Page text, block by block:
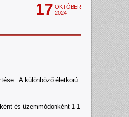
17 OKTÓBER
2024
A különböző életkorú
és üzemmódonként 1-1